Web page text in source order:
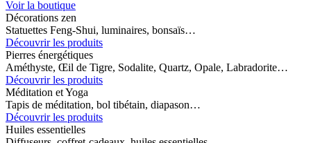
Voir la boutique
Décorations zen
Statuettes Feng-Shui, luminaires, bonsaïs…
Découvrir les produits
Pierres énergétiques
Améthyste, Œil de Tigre, Sodalite, Quartz, Opale, Labradorite…
Découvrir les produits
Méditation et Yoga
Tapis de méditation, bol tibétain, diapason…
Découvrir les produits
Huiles essentielles